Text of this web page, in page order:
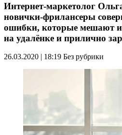
Интернет-маркетолог
новички-фрилансеры
ошибки, которые мешают
на удалёнке и прилично
26.03.2020 | 18:19 Без рубрики